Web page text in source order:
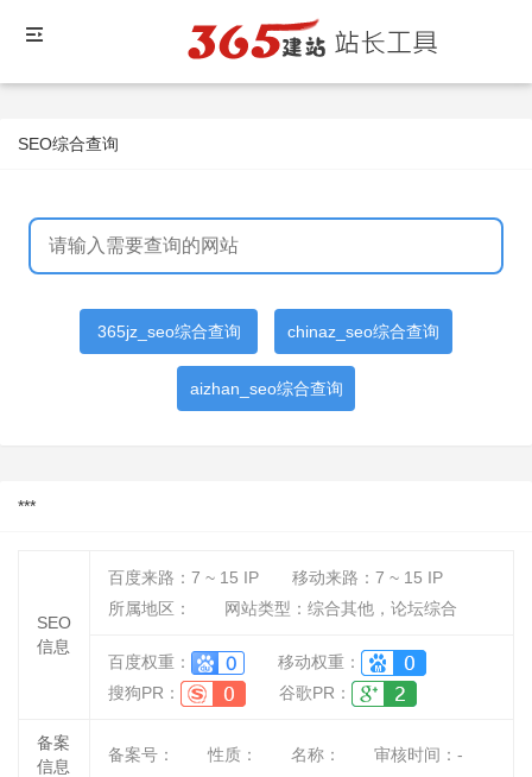
SEO综合查询
365jz_seo综合查询 chinaz_seo综合查询
aizhan_seo综合查询
***
SEO
信息
百度来路： 7 ~ 15 IP 移动来路： 7 ~ 15 IP
所属地区：
网站类型：综合其他，论坛综合
百度权重：
移动权重：
搜狗PR：
谷歌PR：
备案
信息
备案号： 性质： 名称： 审核时间： -